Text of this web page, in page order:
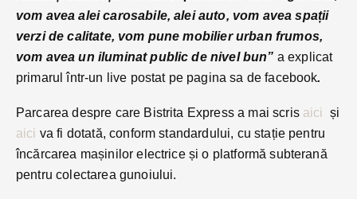
vom avea alei carosabile, alei auto, vom avea spații
verzi de calitate, vom pune mobilier urban frumos,
vom avea un iluminat public de nivel bun” a explicat
primarul într-un live postat pe pagina sa de facebook.
Parcarea despre care Bistrita Express a mai scrisaici și
aici va fi dotată, conform standardului, cu stație pentru
încărcarea mașinilor electrice și o platformă subterană
pentru colectarea gunoiului.